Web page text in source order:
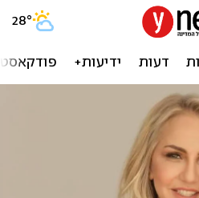
28°
דעות ידיעות+